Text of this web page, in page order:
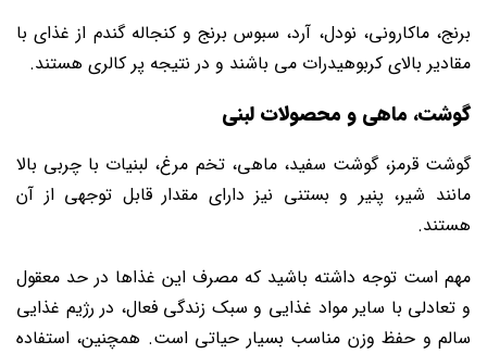
برنج، ماکارونی، نودل، آرد، سبوس برنج و کنجاله گندم از غذای با
مقادیر بالای کربوهیدرات می ‌باشند و در نتیجه پر کالری هستند.
گوشت، ماهی و محصولات لبنی
گوشت قرمز، گوشت سفید، ماهی، تخم مرغ، لبنیات با چربی بالا
مانند شیر، پنیر و بستنی نیز دارای مقدار قابل توجهی از آن
هستند.
مهم است توجه داشته باشید که مصرف این غذاها در حد معقول
و تعادلی با سایر مواد غذایی و سبک زندگی فعال، در رژیم غذایی
سالم و حفظ وزن مناسب بسیار حیاتی است. همچنین، استفاده